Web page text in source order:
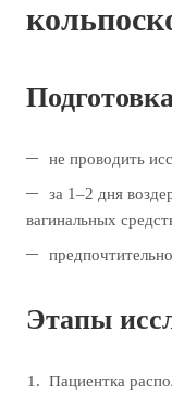
не проводить
за 1–2 дня
вагинальных
Этапы
Пациентка